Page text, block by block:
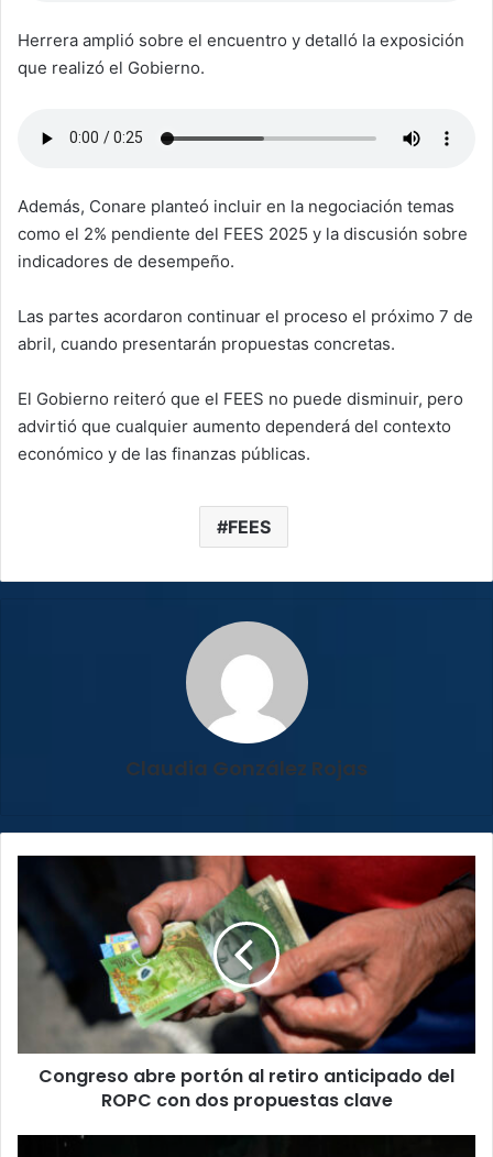
Herrera amplió sobre el encuentro y detalló la exposición
que realizó el Gobierno.
Además, Conare planteó incluir en la negociación temas
como el 2% pendiente del FEES 2025 y la discusión sobre
indicadores de desempeño.
Las partes acordaron continuar el proceso el próximo 7 de
abril, cuando presentarán propuestas concretas.
El Gobierno reiteró que el FEES no puede disminuir, pero
advirtió que cualquier aumento dependerá del contexto
económico y de las finanzas públicas.
FEES
Claudia González Rojas
al
retiro
anticipado
con
dosCongreso abre portón al retiro anticipado del
ROPC con dos propuestas clave
Apagón